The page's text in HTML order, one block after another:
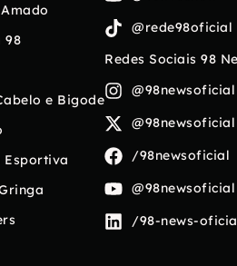
98
e Bigode
@rede98oficial
Redes Sociais 98
@98newsoficial
@98newsoficial
/98newsoficial
@98newsoficial
/98-news-